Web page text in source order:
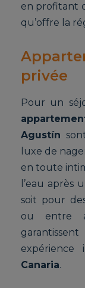
en profitant
qu’offre la
privée
Pour un
Agustín
luxe de
en toute
l’eau après
soit pour
ou entre
Canaria.